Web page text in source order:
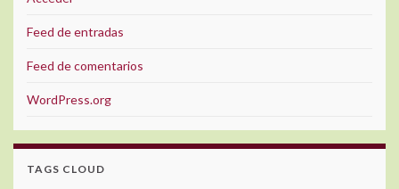
Feed de entradas
Feed de comentarios
WordPress.org
TAGS CLOUD